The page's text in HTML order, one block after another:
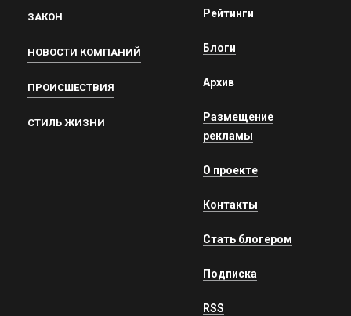
ЗАКОН
НОВОСТИ КОМПАНИЙ
ПРОИСШЕСТВИЯ
СТИЛЬ ЖИЗНИ
Рейтинги
Блоги
Архив
Размещение
рекламы
О проекте
Контакты
Стать блогером
Подписка
RSS